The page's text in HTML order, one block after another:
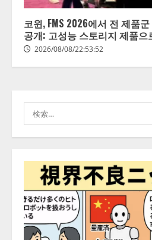
코윈, FMS 2026에서 전 제품
공개: 고성능 스토리지 제품으
2026/08/08/22:53:52
索: